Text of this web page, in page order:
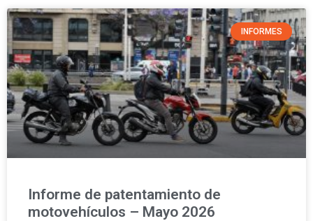
INFORMES
Informe de patentamiento de
motovehículos – Mayo 2026